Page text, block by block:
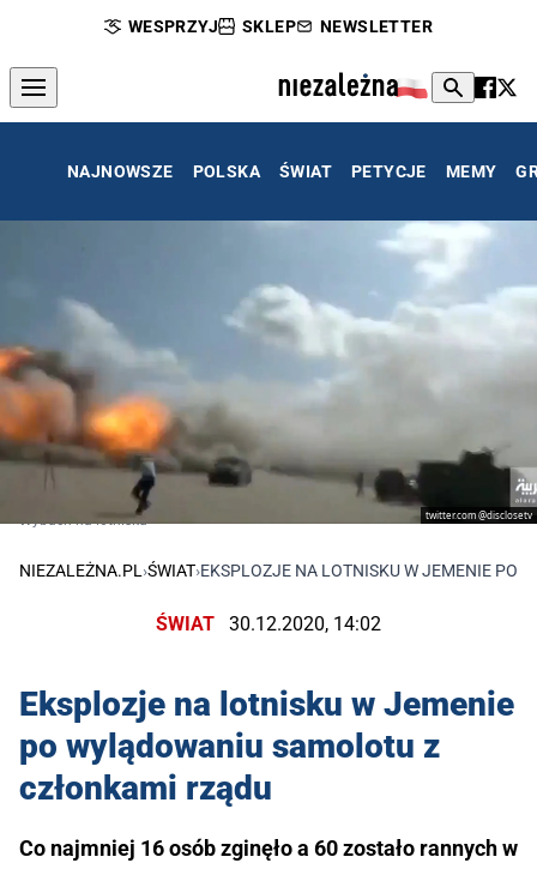
WESPRZYJ SKLEP NEWSLETTER
NAJNOWSZE POLSKA ŚWIAT PETYCJE MEMY
twitter.com @disclosetv
Wybuch na lotnisku
NIEZALEŻNA.PL›ŚWIAT›EKSPLOZJE NA LOTNISKU W JEMENIE PO
ŚWIAT 30.12.2020, 14:02
Eksplozje na lotnisku w Jemenie
po wylądowaniu samolotu z
członkami rządu
Co najmniej 16 osób zginęło a 60 zostało rannych w